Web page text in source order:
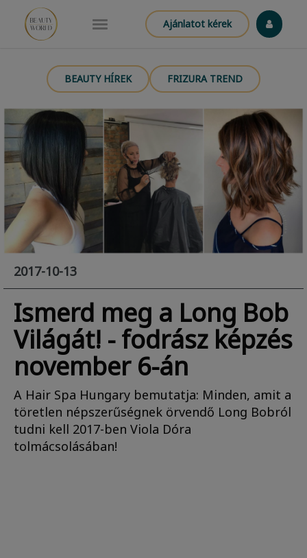
Ajánlatot kérek
BEAUTY HÍREK FRIZURA TREND
2017-10-13
Ismerd meg a Long Bob
Világát! - fodrász képzés
november 6-án
A Hair Spa Hungary bemutatja: Minden, amit a
töretlen népszerűségnek örvendő Long Bobról
tudni kell 2017-ben Viola Dóra
tolmácsolásában!